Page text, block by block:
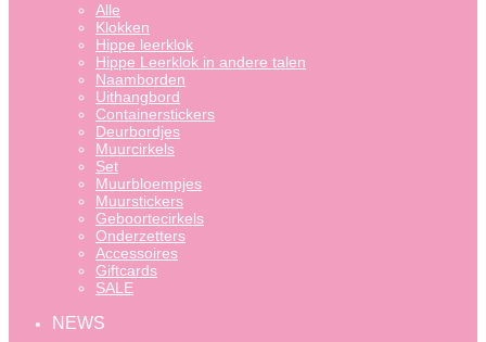
Alle
Klokken
Hippe leerklok
Hippe Leerklok in andere talen
Naamborden
Uithangbord
Containerstickers
Deurbordjes
Muurcirkels
Set
Muurbloempjes
Muurstickers
Geboortecirkels
Onderzetters
Accessoires
Giftcards
SALE
NEWS